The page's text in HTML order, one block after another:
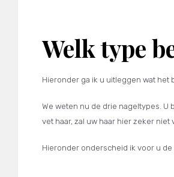
Welk type
Hieronder ga ik u uitleggen wat het
We weten nu de drie nageltypes.
vet haar, zal uw haar hier zeker
Hieronder onderscheid ik voor u